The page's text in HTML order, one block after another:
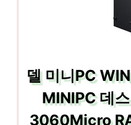
델 미니PC
MINIPC 데
3060Micro